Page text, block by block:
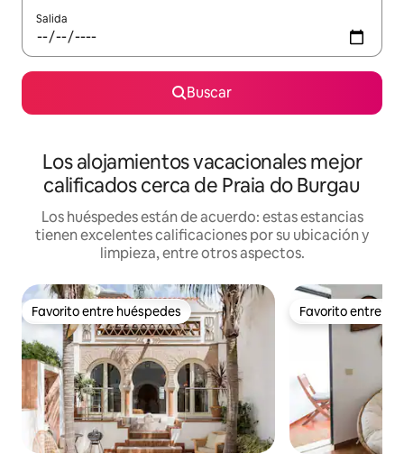
Salida
Buscar
Los alojamientos vacacionales mejor
calificados cerca de Praia do Burgau
Los huéspedes están de acuerdo: estas estancias
tienen excelentes calificaciones por su ubicación y
limpieza, entre otros aspectos.
Favorito entre huéspedes
Favorito entre huéspedes Favorito entre
Favorito entre